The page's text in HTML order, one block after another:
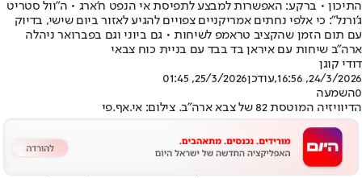
התיכון • ברקע: האפשרות למבצע לתפיסת אי הנפט ח'ארג • ה"וול סטריט
ג'ורנל": כי אלפי נחתים אמריקניים צפויים להגיע לאזור ביום שישי, בדיוק
עם תום הזמן שהקציב טראמפ לשיחות • גם ביוני וגם בפברואר ניהלה
ארה"ב שיחות עם איראן בד בבד עם בניית כוח צבאי
דודי קוגן
24/3/2026, 16:56
,עודכן25/3/2026, 01:45
0השמעה
הדיוויזיה המוטסת 82 של צבא ארה"ב. צילום: אי.אף.פי